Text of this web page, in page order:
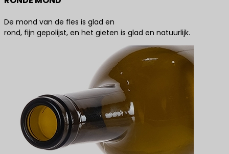
De mond van de fles is glad en
rond, fijn gepolijst, en het gieten is glad en natuurlijk.